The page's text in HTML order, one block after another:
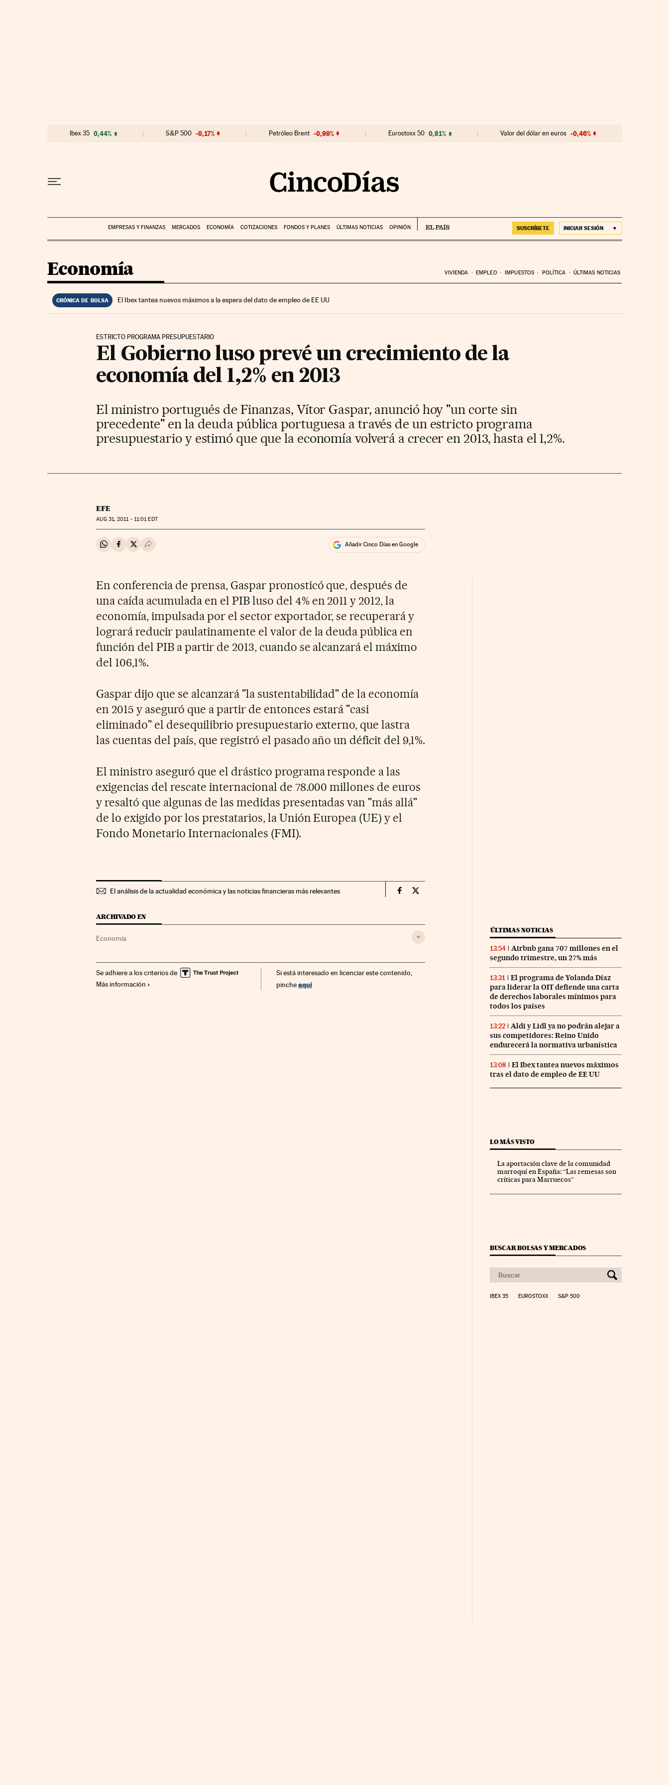
Ibex 35 0,44% S&P 500 -0,17% Petróleo Brent -0,99% Eurostoxx 50 0,81% Valor del dólar en euros -0,46%
EMPRESAS Y FINANZAS MERCADOS ECONOMÍA COTIZACIONES FONDOS Y PLANES ÚLTIMAS NOTICIAS OPINIÓN SUSCRÍBETE INICIAR SESIÓN
Economía VIVIENDA EMPLEO IMPUESTOS POLÍTICA ÚLTIMAS NOTICIAS
CRÓNICA DE BOLSA El Ibex tantea nuevos máximos a la espera del dato de empleo de EE UU
ESTRICTO PROGRAMA PRESUPUESTARIO
El Gobierno luso prevé un crecimiento de la
economía del 1,2% en 2013
El ministro portugués de Finanzas, Vítor Gaspar, anunció hoy "un corte sin
precedente" en la deuda pública portuguesa a través de un estricto programa
presupuestario y estimó que que la economía volverá a crecer en 2013, hasta el 1,2%.
EFE
AUG31, 2011 - 11:01 EDT
Compartir en Whatsapp
Compartir en Facebook
Compartir en Twitter
Desplegar Redes Sociales Añadir Cinco Días en Google
En conferencia de prensa, Gaspar pronosticó que, después de
una caída acumulada en el PIB luso del 4% en 2011 y 2012, la
economía, impulsada por el sector exportador, se recuperará y
logrará reducir paulatinamente el valor de la deuda pública en
función del PIB a partir de 2013, cuando se alcanzará el máximo
del 106,1%.
Gaspar dijo que se alcanzará "la sustentabilidad" de la economía
en 2015 y aseguró que a partir de entonces estará "casi
eliminado" el desequilibrio presupuestario externo, que lastra
las cuentas del país, que registró el pasado año un déficit del 9,1%.
El ministro aseguró que el drástico programa responde a las
exigencias del rescate internacional de 78.000 millones de euros
y resaltó que algunas de las medidas presentadas van "más allá"
de lo exigido por los prestatarios, la Unión Europea (UE) y el
Fondo Monetario Internacionales (FMI).
El análisis de la actualidad económica y las noticias financieras más relevantes Economia Cinco Días en Facebook
Economia Cinco Días en Twitter
ARCHIVADO EN
Economía
Se adhiere a los criterios de
Más información
Si está interesado en licenciar este contenido,
pincheaquí
ÚLTIMAS NOTICIAS
13:54
Airbnb gana 707 millones en el
segundo trimestre, un 27% más
13:31
El programa de Yolanda Díaz
para liderar la OIT defiende una carta
de derechos laborales mínimos para
todos los países
13:22
Aldi y Lidl ya no podrán alejar a
sus competidores: Reino Unido
endurecerá la normativa urbanística
13:08
El Ibex tantea nuevos máximos
tras el dato de empleo de EE UU
LO MÁS VISTO
La aportación clave de la comunidad
marroquí en España: “Las remesas son
críticas para Marruecos”
BUSCAR BOLSAS Y MERCADOS
IBEX 35 EUROSTOXX S&P 500